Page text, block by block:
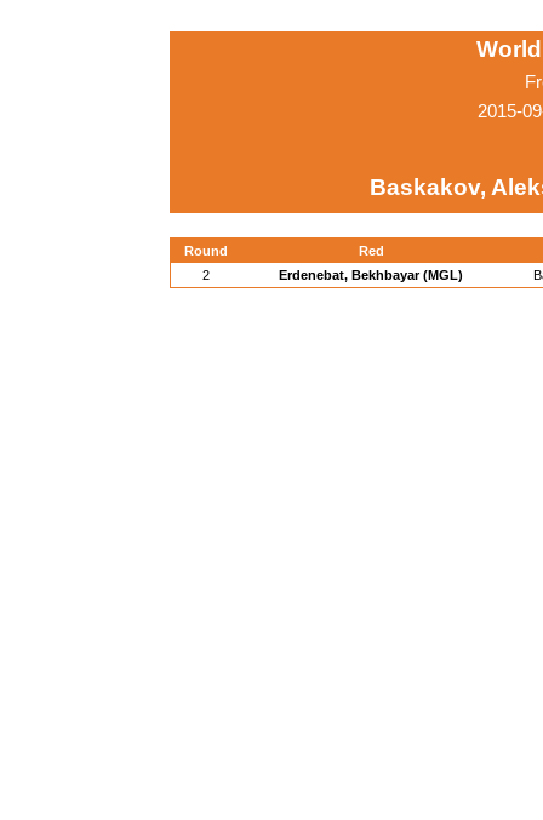
2015-
Baskakov,
Round
Red
2
Erdenebat, Bekhbayar (MGL)